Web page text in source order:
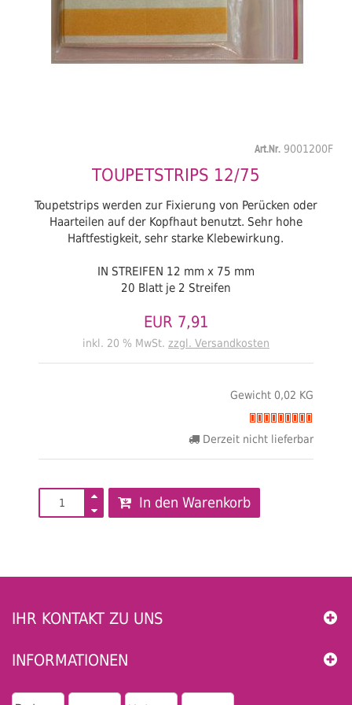
Art.Nr. 9001200F
TOUPETSTRIPS 12/75
Toupetstrips werden zur Fixierung von Perücken oder
Haarteilen auf der Kopfhaut benutzt. Sehr hohe
Haftfestigkeit, sehr starke Klebewirkung.
IN STREIFEN 12 mm x 75 mm
20 Blatt je 2 Streifen
EUR 7,91
inkl. 20 % MwSt. zzgl. Versandkosten
Gewicht 0,02 KG
Derzeit nicht lieferbar
In den Warenkorb
IHR KONTAKT ZU UNS
INFORMATIONEN